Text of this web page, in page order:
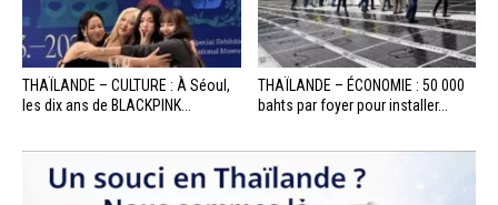
THAÏLANDE – CULTURE : À Séoul,
les dix ans de BLACKPINK...
THAÏLANDE – ÉCONOMIE : 50 000
bahts par foyer pour installer...